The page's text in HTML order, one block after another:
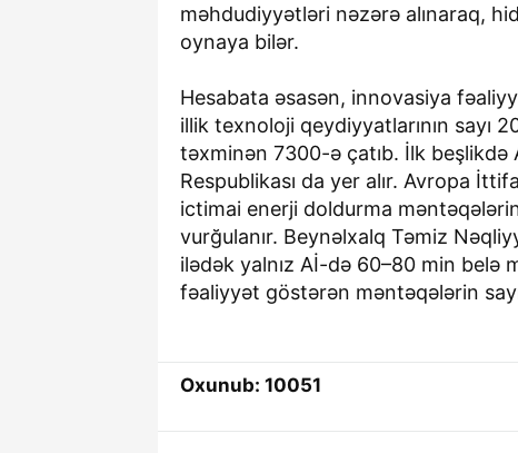
məhdudiyyətləri nəzərə alınaraq,
oynaya bilər.
Hesabata əsasən, innovasiya
illik texnoloji qeydiyyatlarının sayı
təxminən 7300-ə çatıb. İlk beşlikdə
Respublikası da yer alır. Avropa
ictimai enerji doldurma
vurğulanır. Beynəlxalq Təmiz
ilədək yalnız Aİ-də 60–80 min belə
fəaliyyət göstərən məntəqələrin
Oxunub: 10051